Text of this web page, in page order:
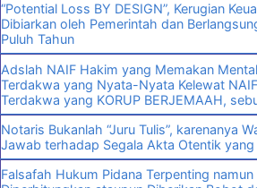
“Potential Loss BY DESIGN”, Kerugian
Dibiarkan oleh Pemerintah dan
Puluh Tahun
Adslah NAIF Hakim yang Memakan
Terdakwa yang Nyata-Nyata Kelewat
Terdakwa yang KORUP BERJEMAAH,
Notaris Bukanlah “Juru Tulis”, karenanya
Jawab terhadap Segala Akta Otentik
Falsafah Hukum Pidana Terpenting